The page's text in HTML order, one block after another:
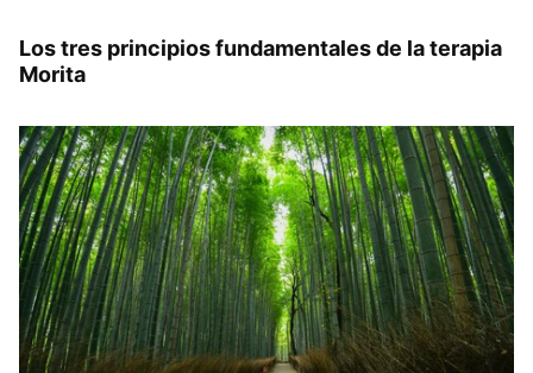
Los tres principios fundamentales de la terapia
Morita